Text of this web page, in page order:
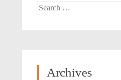
Search
Archives